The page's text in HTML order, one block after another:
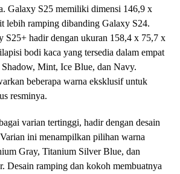
Galaxy S25 memiliki dimensi 146,9 x
lebih ramping dibanding Galaxy S24.
S25+ hadir dengan ukuran 158,4 x 75,7 x
bodi kaca yang tersedia dalam empat
Mint, Ice Blue, dan Navy.
beberapa warna eksklusif untuk
resminya.
varian tertinggi, hadir dengan desain
ini menampilkan pilihan warna
Gray, Titanium Silver Blue, dan
Desain ramping dan kokoh membuatnya